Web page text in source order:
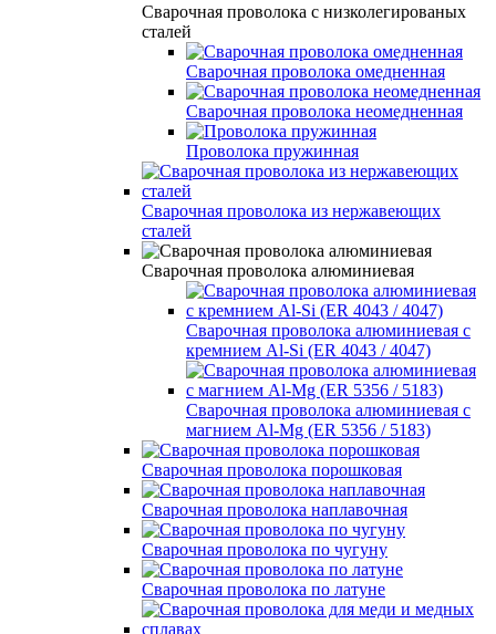
Сварочная проволока с низколегированых
сталей
Сварочная проволока омедненная
Сварочная проволока неомедненная
Проволока пружинная
Сварочная проволока из нержавеющих
сталей
Сварочная проволока алюминиевая
Сварочная проволока алюминиевая с
кремнием Al-Si (ER 4043 / 4047)
Сварочная проволока алюминиевая с
магнием Al-Mg (ER 5356 / 5183)
Сварочная проволока порошковая
Сварочная проволока наплавочная
Сварочная проволока по чугуну
Сварочная проволока по латуне